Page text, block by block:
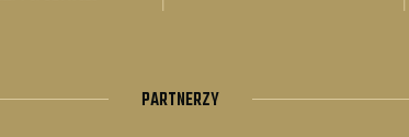
PARTNERZY